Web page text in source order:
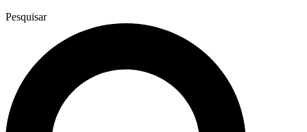
Pesquisar